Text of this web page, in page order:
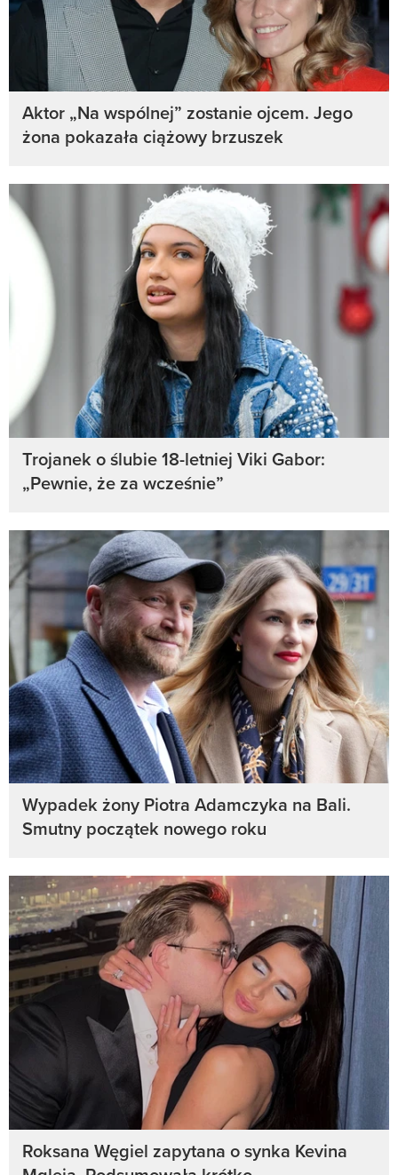
Aktor „Na wspólnej” zostanie ojcem. Jego
żona pokazała ciążowy brzuszek
Trojanek o ślubie 18-letniej Viki Gabor:
„Pewnie, że za wcześnie”
Wypadek żony Piotra Adamczyka na Bali.
Smutny początek nowego roku
Roksana Węgiel zapytana o synka Kevina